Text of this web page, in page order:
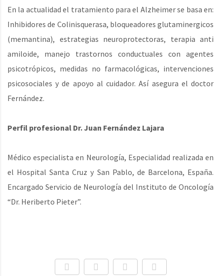
En la actualidad el tratamiento para el Alzheimer se basa en:
Inhibidores de Colinisquerasa, bloqueadores glutaminergicos
(memantina), estrategias neuroprotectoras, terapia anti
amiloide, manejo trastornos conductuales con agentes
psicotrópicos, medidas no farmacológicas, intervenciones
psicosociales y de apoyo al cuidador. Así asegura el doctor
Fernández.
Perfil profesional Dr. Juan Fernández Lajara
Médico especialista en Neurología, Especialidad realizada en
el Hospital Santa Cruz y San Pablo, de Barcelona, España.
Encargado Servicio de Neurología del Instituto de Oncología
“Dr. Heriberto Pieter”.